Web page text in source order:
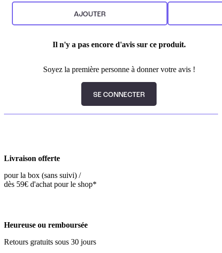
AJOUTER
Il n'y a pas encore d'avis sur ce produit.
Soyez la première personne à donner votre avis !
SE CONNECTER
Livraison offerte
pour la box (sans suivi) /
dès 59€ d'achat pour le shop*
Heureuse ou remboursée
Retours gratuits sous 30 jours